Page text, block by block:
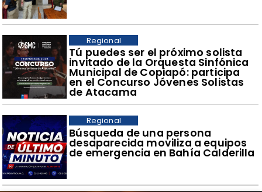
Tú puedes ser el próximo solista
invitado de la Orquesta Sinfónica
Municipal de Copiapó: participa
en el Concurso Jóvenes Solistas
de Atacama
Regional
Búsqueda de una persona
desaparecida moviliza a equipos
de emergencia en Bahía Calderilla
Regional